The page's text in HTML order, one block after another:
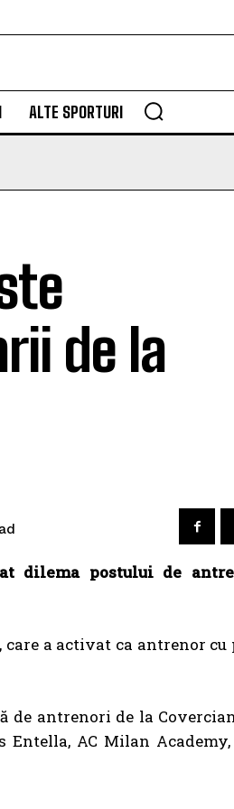
ALTE SPORTURI
de la
dilema postului de
a activat ca antrenor
antrenori de la
AC Milan Academy,